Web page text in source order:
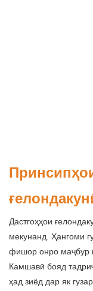
Дастгоҳҳои
мекунанд. Ҳангоми
фишор онро маҷбур
Камшавӣ бояд
ҳад зиёд дар як